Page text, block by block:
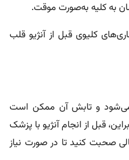
به‌ کلیه به‌صورت موقت.
کلیوی قبل از آنژیو قلب
می‌شود و تابش آن ممکن است
قبل از انجام آنژیو با پزشک
صحبت کنید تا در صورت نیاز